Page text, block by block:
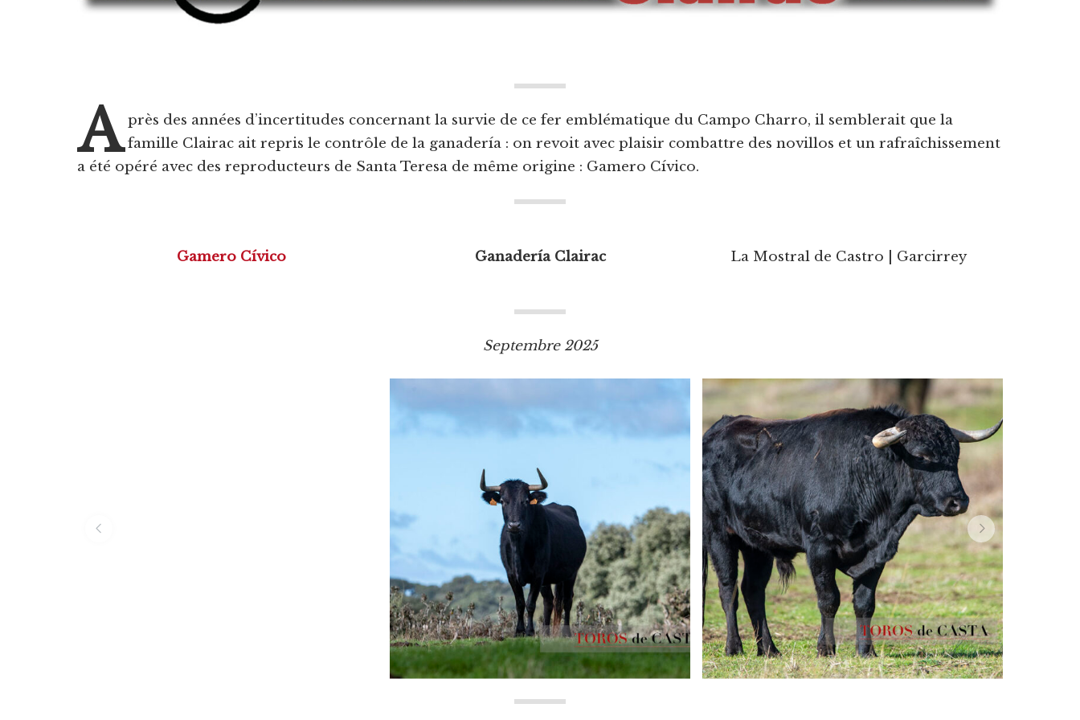
A près des années d’incertitudes concernant la survie de ce fer emblématique du Campo Charro, il semblerait que la
famille Clairac ait repris le contrôle de la ganadería : on revoit avec plaisir combattre des novillos et un rafraîchissement
a été opéré avec des reproducteurs de Santa Teresa de même origine : Gamero Cívico.
Gamero Cívico Ganadería Clairac La Mostral de Castro | Garcirrey
Septembre 2025